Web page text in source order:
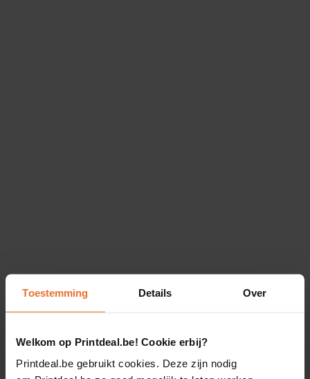
Toestemming Details Over
Welkom op Printdeal.be! Cookie erbij?
Printdeal.be gebruikt cookies. Deze zijn nodig